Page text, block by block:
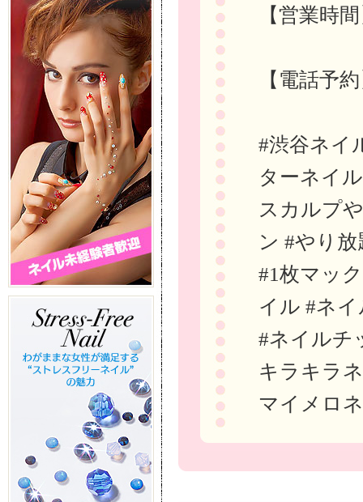
【営業時
【電話予
#渋谷ネイ
ターネイ
スカルプ
ン #やり
#1枚マッ
イル #ネ
#ネイルチ
キラキラ
マイメロ